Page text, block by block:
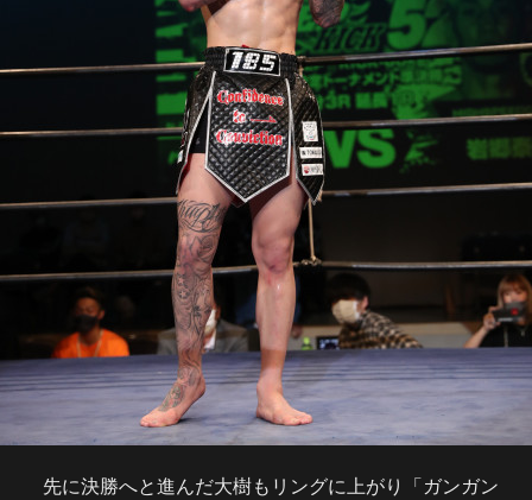
先に決勝へと進んだ大樹もリングに上がり「ガンガン